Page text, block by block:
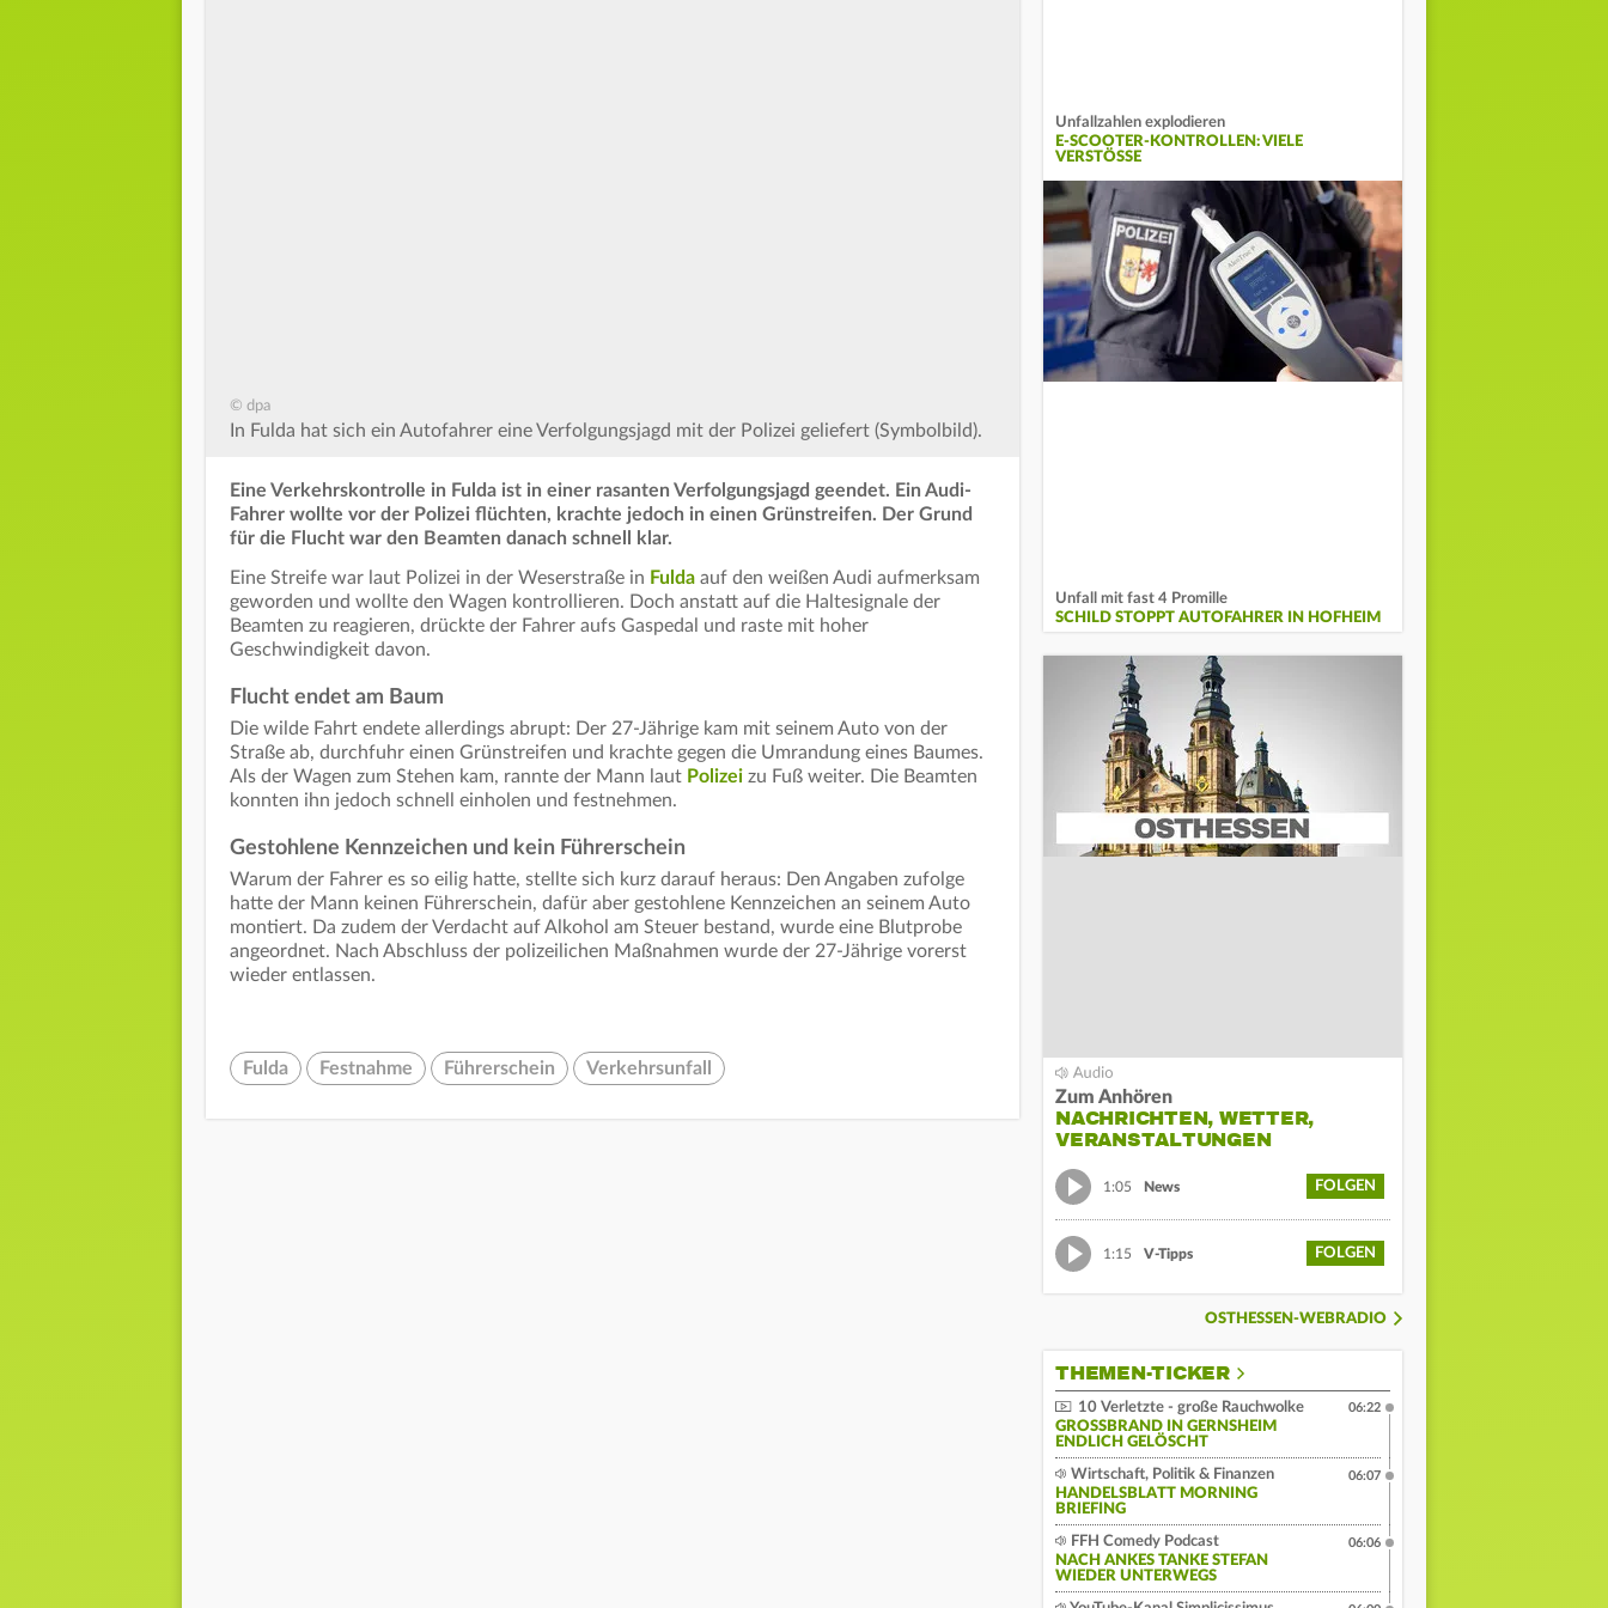
© dpa
In Fulda hat sich ein Autofahrer eine Verfolgungsjagd mit der Polizei geliefert (Symbolbild).
Eine Verkehrskontrolle in Fulda ist in einer rasanten Verfolgungsjagd geendet. Ein Audi-
Fahrer wollte vor der Polizei flüchten, krachte jedoch in einen Grünstreifen. Der Grund
für die Flucht war den Beamten danach schnell klar.
Eine Streife war laut Polizei in der Weserstraße in Fulda auf den weißen Audi aufmerksam
geworden und wollte den Wagen kontrollieren. Doch anstatt auf die Haltesignale der
Beamten zu reagieren, drückte der Fahrer aufs Gaspedal und raste mit hoher
Geschwindigkeit davon.
Flucht endet am Baum
Die wilde Fahrt endete allerdings abrupt: Der 27-Jährige kam mit seinem Auto von der
Straße ab, durchfuhr einen Grünstreifen und krachte gegen die Umrandung eines Baumes.
Als der Wagen zum Stehen kam, rannte der Mann laut Polizei zu Fuß weiter. Die Beamten
konnten ihn jedoch schnell einholen und festnehmen.
Gestohlene Kennzeichen und kein Führerschein
Warum der Fahrer es so eilig hatte, stellte sich kurz darauf heraus: Den Angaben zufolge
hatte der Mann keinen Führerschein, dafür aber gestohlene Kennzeichen an seinem Auto
montiert. Da zudem der Verdacht auf Alkohol am Steuer bestand, wurde eine Blutprobe
angeordnet. Nach Abschluss der polizeilichen Maßnahmen wurde der 27-Jährige vorerst
wieder entlassen.
Fulda Festnahme Führerschein Verkehrsunfall
Unfallzahlen explodieren
E-SCOOTER-KONTROLLEN: VIELE
VERSTÖSSE
Unfall mit fast 4 Promille
SCHILD STOPPT AUTOFAHRER IN HOFHEIM
Zum Anhören
NACHRICHTEN, WETTER,
VERANSTALTUNGEN
1:05 News FOLGEN
1:15 V-Tipps FOLGEN
OSTHESSEN-WEBRADIO
THEMEN-TICKER
10 Verletzte - große Rauchwolke
GROSSBRAND IN GERNSHEIM E
NDLICH GELÖSCHT
06:22
Wirtschaft, Politik & Finanzen
HANDELSBLATT MORNING
BRIEFING
06:07
FFH Comedy Podcast
NACH ANKES TANKE STEFAN
WIEDER UNTERWEGS
06:06